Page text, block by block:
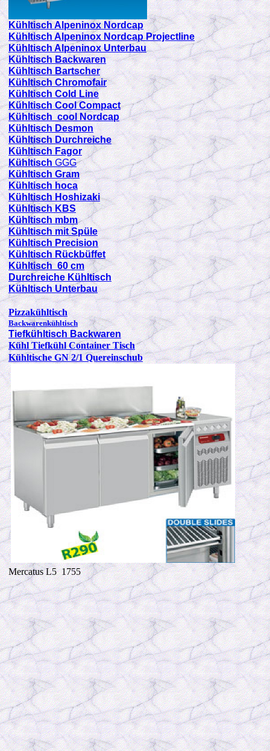
Kühltisch Alpeninox Nordcap
Kühltisch Alpeninox Nordcap Projectline
Kühltisch Alpeninox Unterbau
Kühltisch Backwaren
Kühltisch Bartscher
Kühltisch Chromofair
Kühltisch Cold Line
Kühltisch Cool Compact
Kühltisch cool Nordcap
Kühltisch Desmon
Kühltisch Durchreiche
Kühltisch Fagor
KühltischGGG
Kühltisch Gram
Kühltisch hoca
Kühltisch Hoshizaki
Kühltisch KBS
Kühltisch mbm
Kühltisch mit Spüle
Kühltisch Precision
Kühltisch Rückbüffet
Kühltisch 60 cm
Durchreiche Kühltisch
Kühltisch Unterbau
Pizzakühltisch
Backwarenkühltisch
Tiefkühltisch Backwaren
Kühl Tiefkühl Container Tisch
Kühltische GN 2/1 Quereinschub
Mercatus L5 1755